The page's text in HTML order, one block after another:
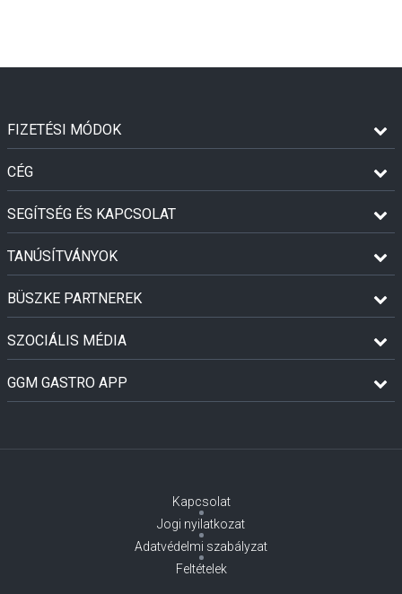
FIZETÉSI MÓDOK
CÉG
SEGÍTSÉG ÉS KAPCSOLAT
TANÚSÍTVÁNYOK
BÜSZKE PARTNEREK
SZOCIÁLIS MÉDIA
GGM GASTRO APP
Kapcsolat
Jogi nyilatkozat
Adatvédelmi szabályzat
Feltételek